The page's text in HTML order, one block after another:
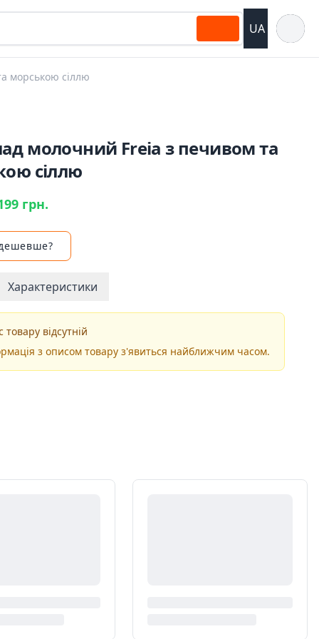
UA
морською сіллю
молочний Freia з печивом та
сіллю
грн.
Характеристики
товару відсутній
з описом товару з'явиться найближчим часом.